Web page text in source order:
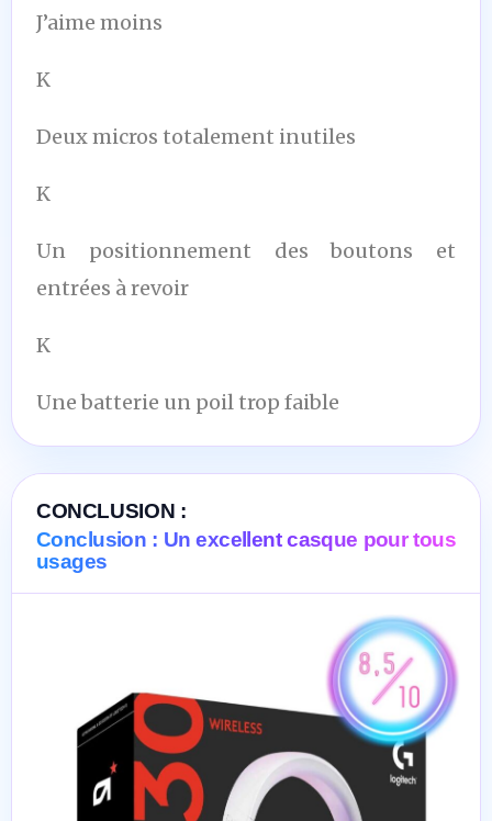
J’aime moins
K
Deux micros totalement inutiles
K
Un positionnement des boutons et
entrées à revoir
K
Une batterie un poil trop faible
CONCLUSION :
Conclusion : Un excellent casque pour tous
usages